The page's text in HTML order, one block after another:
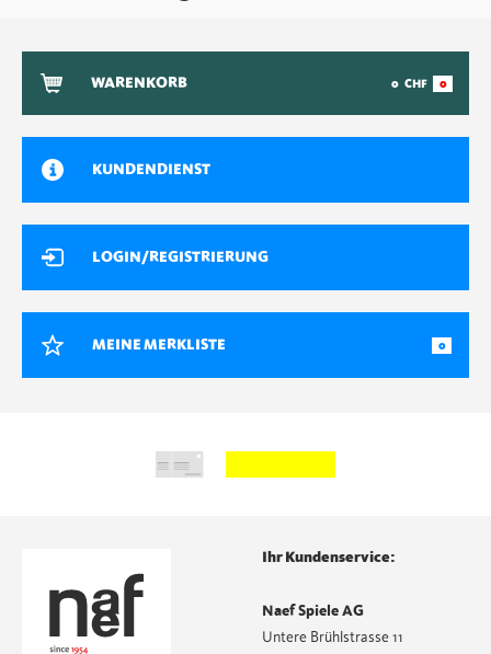
WARENKORB 0 CHF 0
KUNDENDIENST
LOGIN/REGISTRIERUNG
MEINE MERKLISTE 0
Ihr Kundenservice:
Naef Spiele AG
Untere Brühlstrasse 11